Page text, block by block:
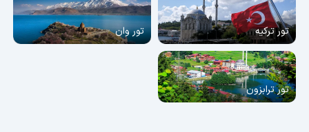
تور ترکیه تور وان
تور ترابزون